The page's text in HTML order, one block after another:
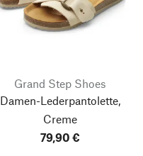
Grand Step Shoes
Damen-Lederpantolette,
Creme
79,90 €